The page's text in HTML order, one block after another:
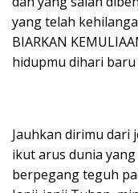
yang telah
BIARKAN
hidupmu dihari
Jauhkan dirimu dari
ikut arus dunia
berpegang teguh